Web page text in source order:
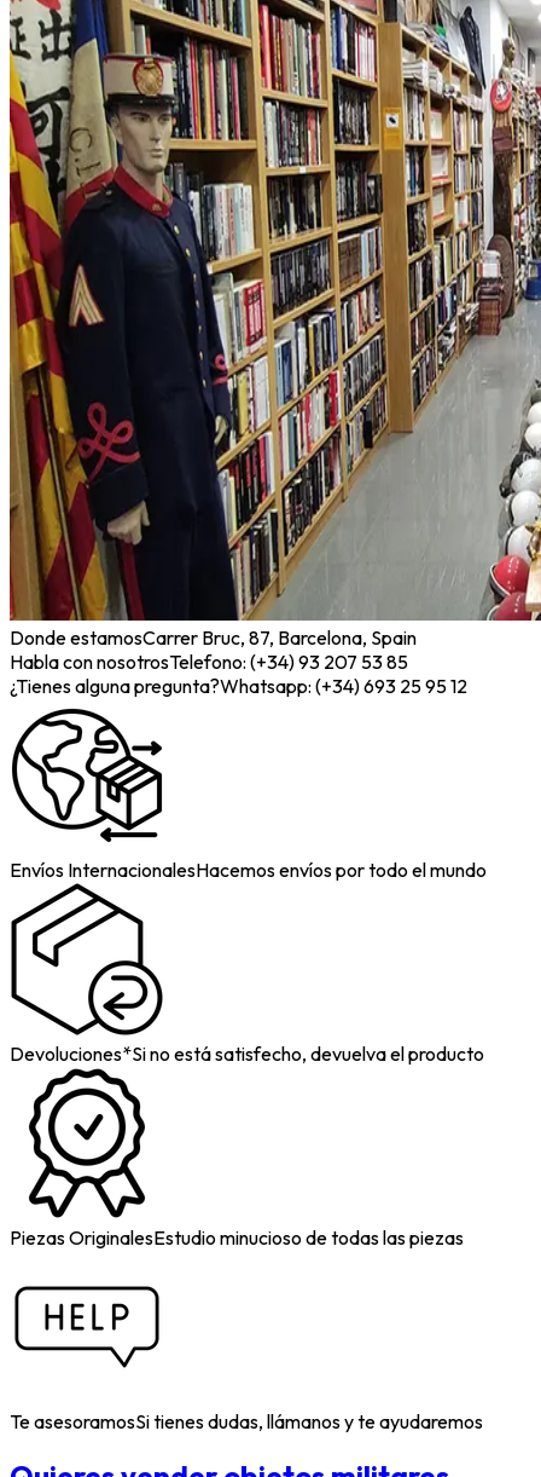
Donde estamosCarrer Bruc, 87, Barcelona, Spain
Habla con nosotrosTelefono: (+34) 93 207 53 85
¿Tienes alguna pregunta?Whatsapp: (+34) 693 25 95 12
Envíos InternacionalesHacemos envíos por todo el mundo
Devoluciones*Si no está satisfecho, devuelva el producto
Piezas OriginalesEstudio minucioso de todas las piezas
Te asesoramosSi tienes dudas, llámanos y te ayudaremos